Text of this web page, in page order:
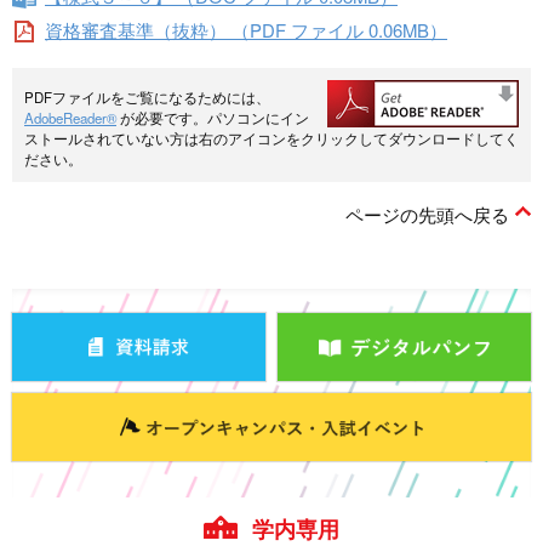
資格審査基準（抜粋） （PDF ファイル 0.06MB）
PDFファイルをご覧になるためには、
AdobeReader®が必要です。パソコンにイン
ストールされていない方は右のアイコンをクリックしてダウンロードしてく
ださい。
ページの先頭へ戻る
学内専用